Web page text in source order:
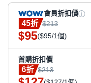
會員折扣價
45折 $213
$95($95/1個)
首購折扣價
6折 $213